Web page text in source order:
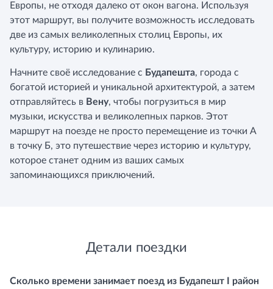
Европы, не отходя далеко от окон вагона. Используя
этот маршрут, вы получите возможность исследовать
две из самых великолепных столиц Европы, их
культуру, историю и кулинарию.
Начните своё исследование с Будапешта, города с
богатой историей и уникальной архитектурой, а затем
отправляйтесь в Вену, чтобы погрузиться в мир
музыки, искусства и великолепных парков. Этот
маршрут на поезде не просто перемещение из точки А
в точку Б, это путешествие через историю и культуру,
которое станет одним из ваших самых
запоминающихся приключений.
Детали поездки
Сколько времени занимает поезд из Будапешт I район